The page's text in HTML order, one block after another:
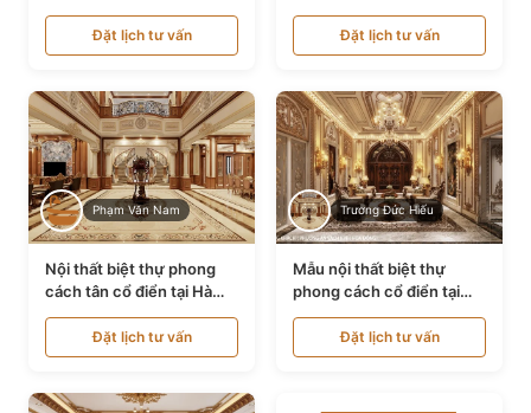
Ocean Park NT24600
Đặt lịch tư vấn
Sơn NT24534
Đặt lịch tư vấn
Phạm Văn Nam
Nội thất biệt thự phong
cách tân cổ điển tại Hà
Nội NT24405
Đặt lịch tư vấn
Trương Đức Hiếu
Mẫu nội thất biệt thự
phong cách cổ điển tại
Bình Dương NT24532
Đặt lịch tư vấn